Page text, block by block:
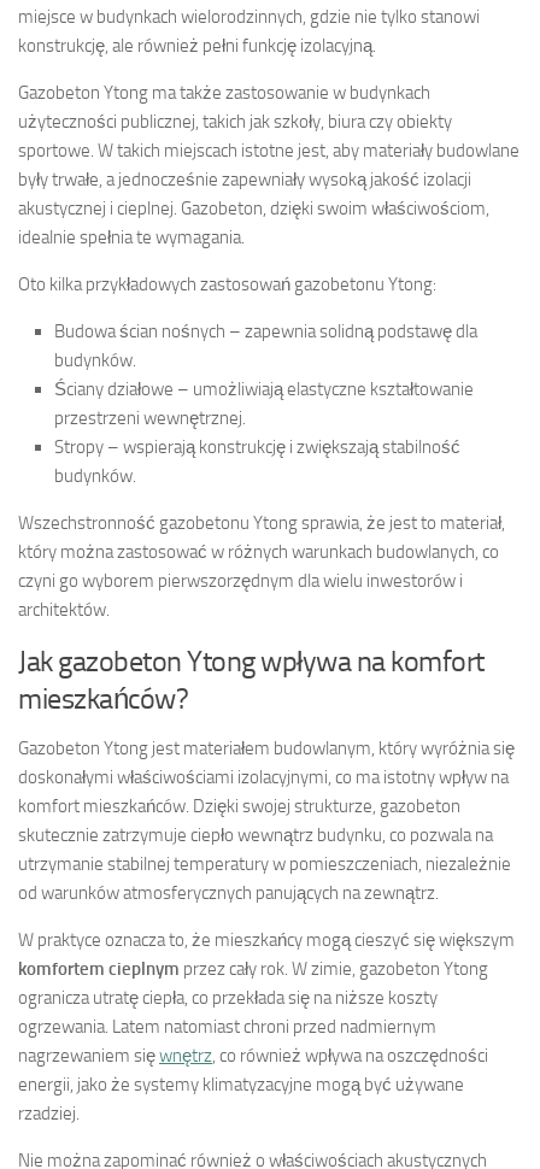
miejsce w budynkach wielorodzinnych, gdzie nie tylko stanowi
konstrukcję, ale również pełni funkcję izolacyjną.
Gazobeton Ytong ma także zastosowanie w budynkach
użyteczności publicznej, takich jak szkoły, biura czy obiekty
sportowe. W takich miejscach istotne jest, aby materiały budowlane
były trwałe, a jednocześnie zapewniały wysoką jakość izolacji
akustycznej i cieplnej. Gazobeton, dzięki swoim właściwościom,
idealnie spełnia te wymagania.
Oto kilka przykładowych zastosowań gazobetonu Ytong:
Budowa ścian nośnych – zapewnia solidną podstawę dla
budynków.
Ściany działowe – umożliwiają elastyczne kształtowanie
przestrzeni wewnętrznej.
Stropy – wspierają konstrukcję i zwiększają stabilność
budynków.
Wszechstronność gazobetonu Ytong sprawia, że jest to materiał,
który można zastosować w różnych warunkach budowlanych, co
czyni go wyborem pierwszorzędnym dla wielu inwestorów i
architektów.
Jak gazobeton Ytong wpływa na komfort
mieszkańców?
Gazobeton Ytong jest materiałem budowlanym, który wyróżnia się
doskonałymi właściwościami izolacyjnymi, co ma istotny wpływ na
komfort mieszkańców. Dzięki swojej strukturze, gazobeton
skutecznie zatrzymuje ciepło wewnątrz budynku, co pozwala na
utrzymanie stabilnej temperatury w pomieszczeniach, niezależnie
od warunków atmosferycznych panujących na zewnątrz.
W praktyce oznacza to, że mieszkańcy mogą cieszyć się większym
komfortem cieplnym przez cały rok. W zimie, gazobeton Ytong
ogranicza utratę ciepła, co przekłada się na niższe koszty
ogrzewania. Latem natomiast chroni przed nadmiernym
nagrzewaniem sięwnętrz , co również wpływa na oszczędności
energii, jako że systemy klimatyzacyjne mogą być używane
rzadziej.
Nie można zapominać również o właściwościach akustycznych